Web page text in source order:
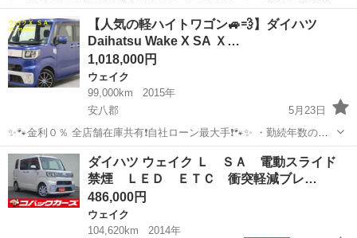
い方🆗 ・パート、アルバイトの方🆗 ・派遣、自営業をされている方🆗
・専業主婦をされている方🆗 ・自己破産・任意整理のご経験のある方
🆗 ・他社でロ...
岐阜 安八郡 ウェイク ハイトワゴン
【人気の軽ハイトワゴン🚙💨】ダイハツ
Daihatsu Wake X SA Ｘ…
1,018,000円
ウェイク
99,000km
2015年
安八郡
5月23日
✨🐾金利０％ 全店舗在庫共有❗️自社ローン最大手❗️🐾✨ ・勤続年数の短
い方🆗 ・パート、アルバイトの方🆗 ・派遣、自営業をされている方🆗
・専業主婦をされている方🆗 ・自己破産・任意整理のご経験のある方
🆗 ・他社でロ...
岐阜 安八郡 ウェイク ハイトワゴン
ダイハツ ウェイク Ｌ ＳＡ 電動スライド
禁煙 ＬＥＤ ＥＴＣ 衝突軽減ブレ…
486,000円
ウェイク
104,620km
2014年